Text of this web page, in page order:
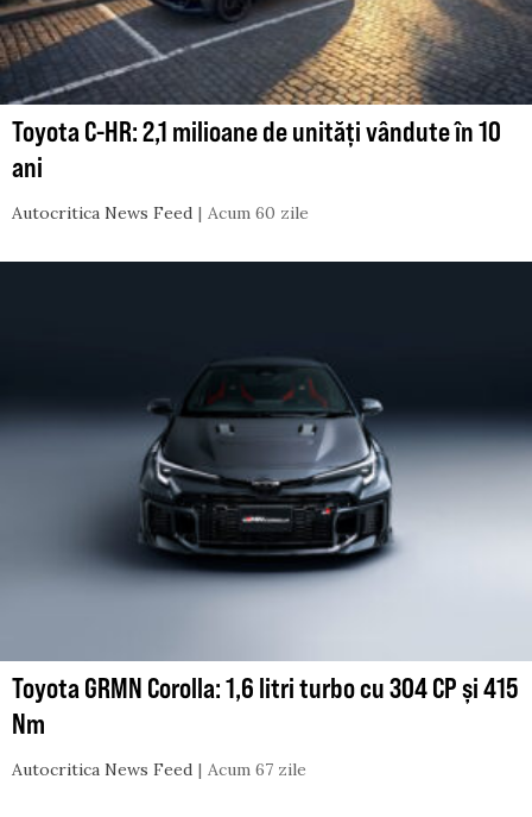
Toyota C-HR: 2,1 milioane de unități vândute în 10
ani
Autocritica News Feed Acum 60 zile
Toyota GRMN Corolla: 1,6 litri turbo cu 304 CP și 415
Nm
Autocritica News Feed Acum 67 zile